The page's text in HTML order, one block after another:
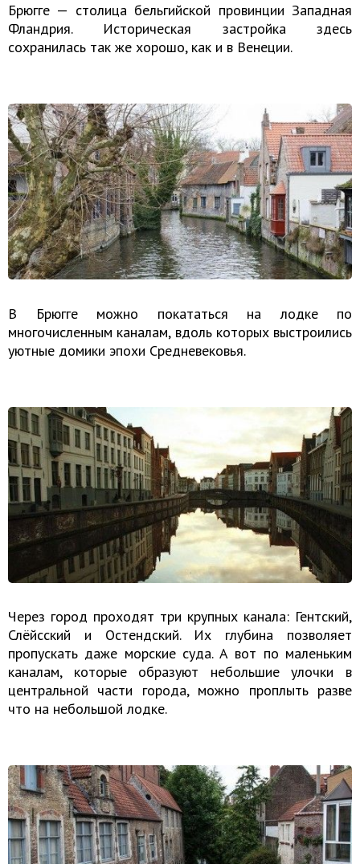
Брюгге — столица бельгийской провинции Западная
Фландрия. Историческая застройка здесь
сохранилась так же хорошо, как и в Венеции.
В Брюгге можно покататься на лодке по
многочисленным каналам, вдоль которых выстроились
уютные домики эпохи Средневековья.
Через город проходят три крупных канала: Гентский,
Слёйсский и Остендский. Их глубина позволяет
пропускать даже морские суда. А вот по маленьким
каналам, которые образуют небольшие улочки в
центральной части города, можно проплыть разве
что на небольшой лодке.